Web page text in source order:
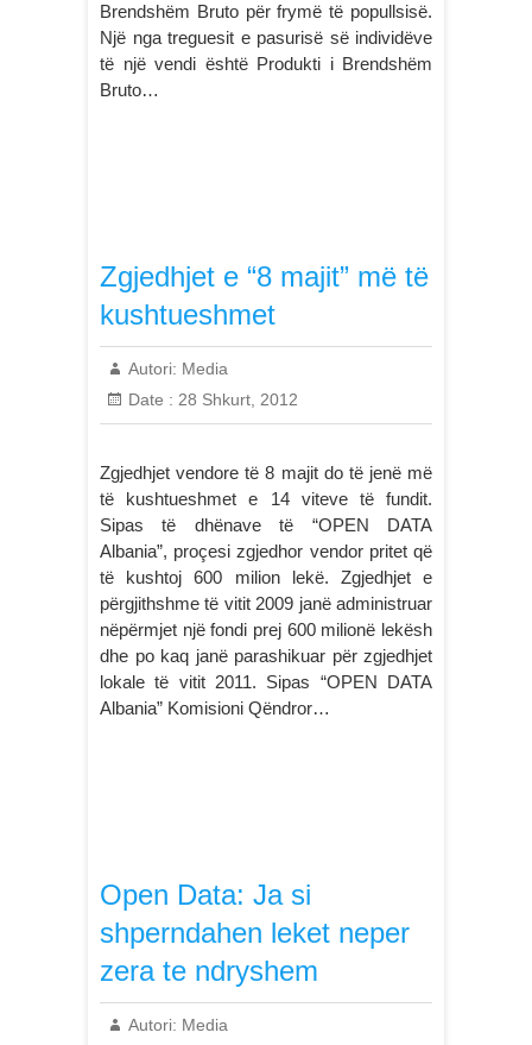
Brendshëm Bruto për frymë të popullsisë.
Një nga treguesit e pasurisë së individëve
të një vendi është Produkti i Brendshëm
Bruto…
Zgjedhjet e “8 majit” më të
kushtueshmet
Autori: Media
Date : 28 Shkurt, 2012
Zgjedhjet vendore të 8 majit do të jenë më
të kushtueshmet e 14 viteve të fundit.
Sipas të dhënave të “OPEN DATA
Albania”, proçesi zgjedhor vendor pritet që
të kushtoj 600 milion lekë. Zgjedhjet e
përgjithshme të vitit 2009 janë administruar
nëpërmjet një fondi prej 600 milionë lekësh
dhe po kaq janë parashikuar për zgjedhjet
lokale të vitit 2011. Sipas “OPEN DATA
Albania” Komisioni Qëndror…
Open Data: Ja si
shperndahen leket neper
zera te ndryshem
Autori: Media